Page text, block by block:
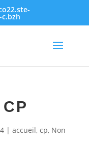
| accueil, cp, Non